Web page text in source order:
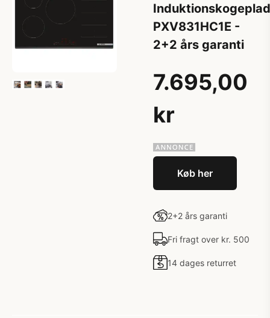
PXV831HC1E -
2+2 års garanti
7.695,00
kr
Køb her
2+2 års garanti
Fri fragt over kr. 500
14 dages returret